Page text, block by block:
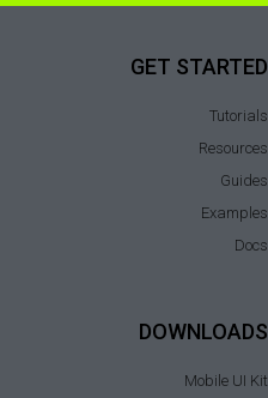
GET STARTED
Tutorials
Resources
Guides
Examples
Docs
DOWNLOADS
Mobile UI Kit